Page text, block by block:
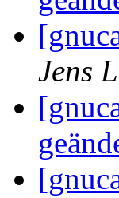
Jens